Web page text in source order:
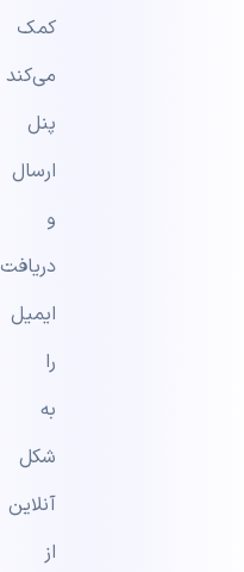
کمک
می‌کند
پنل
ارسال
و
دریافت
ایمیل
را
به
شکل
آنلاین
از